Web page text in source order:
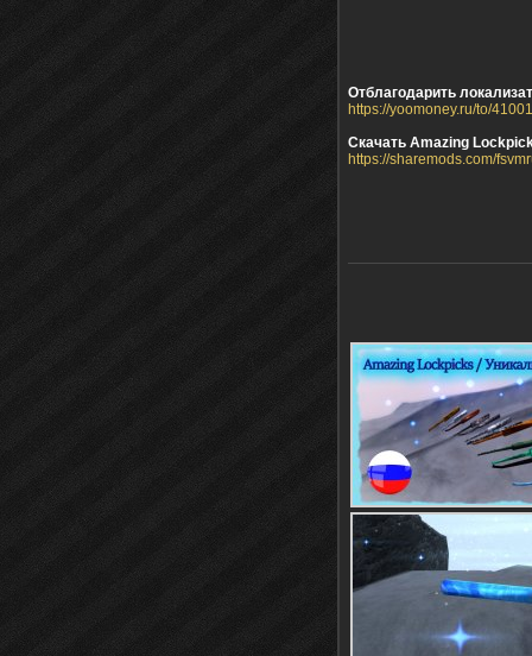
Отблагодарить
https://yoomoney.ru/to/
Скачать Amazing
https://sharemods.com/